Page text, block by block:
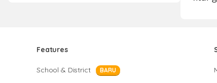
Features
School & District BARU